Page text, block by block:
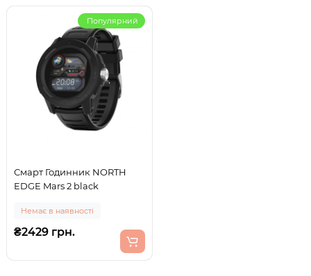
Популярний
Смарт Годинник NORTH
EDGE Mars 2 black
Немає в наявності
₴2429 грн.